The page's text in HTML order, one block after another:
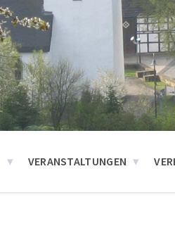
VERANSTALTUNGEN